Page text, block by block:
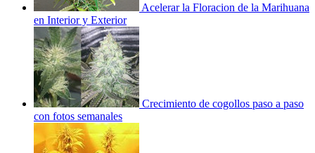
Acelerar la Floracion de la Marihuana
en Interior y Exterior
Crecimiento de cogollos paso a paso
con fotos semanales